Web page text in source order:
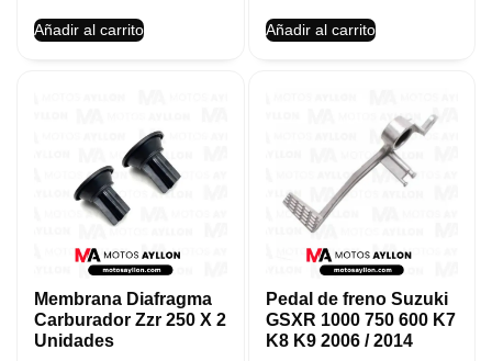
Añadir al carrito Añadir al carrito
Membrana Diafragma
Carburador Zzr 250 X 2
Unidades
Pedal de freno Suzuki
GSXR 1000 750 600 K7
K8 K9 2006 / 2014